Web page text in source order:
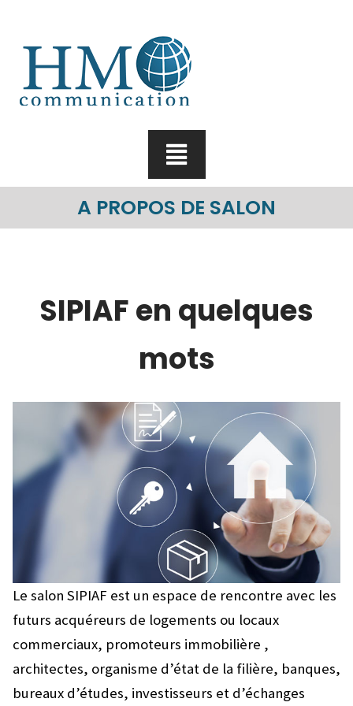
content
A PROPOS DE SALON
SIPIAF en quelques
mots
Le salon SIPIAF est un espace de rencontre avec les
futurs acquéreurs de logements ou locaux
commerciaux, promoteurs immobilière ,
architectes, organisme d’état de la filière, banques,
bureaux d’études, investisseurs et d’échanges